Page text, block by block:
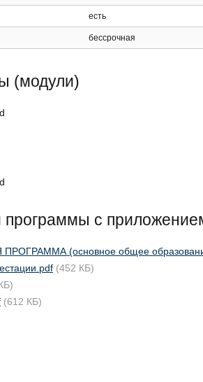
есть
бессрочная
(модули)
с
(основное общее
(452 КБ)
(612 КБ)